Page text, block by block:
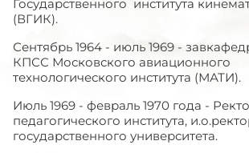
Государственного института
(ВГИК).
Сентябрь 1964 - июль 1969 -
КПСС Московского авиационного
технологического института (МАТИ).
Июль 1969 - февраль 1970 года -
педагогического института,
государственного университета.